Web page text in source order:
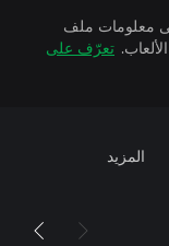
معلومات ملف
تعرّف على
المزيد